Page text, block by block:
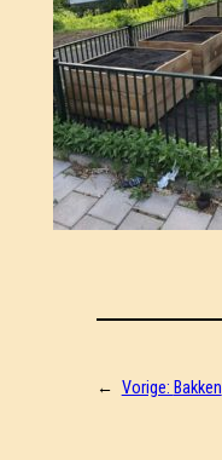
← Vorige: Bakken